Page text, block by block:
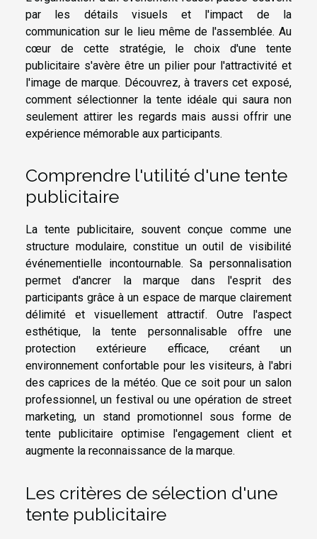
par les détails visuels et l'impact de la
communication sur le lieu même de l'assemblée. Au
cœur de cette stratégie, le choix d'une tente
publicitaire s'avère être un pilier pour l'attractivité et
l'image de marque. Découvrez, à travers cet exposé,
comment sélectionner la tente idéale qui saura non
seulement attirer les regards mais aussi offrir une
expérience mémorable aux participants.
Comprendre l'utilité d'une tente
publicitaire
La tente publicitaire, souvent conçue comme une
structure modulaire, constitue un outil de visibilité
événementielle incontournable. Sa personnalisation
permet d'ancrer la marque dans l'esprit des
participants grâce à un espace de marque clairement
délimité et visuellement attractif. Outre l'aspect
esthétique, la tente personnalisable offre une
protection extérieure efficace, créant un
environnement confortable pour les visiteurs, à l'abri
des caprices de la météo. Que ce soit pour un salon
professionnel, un festival ou une opération de street
marketing, un stand promotionnel sous forme de
tente publicitaire optimise l'engagement client et
augmente la reconnaissance de la marque.
Les critères de sélection d'une
tente publicitaire